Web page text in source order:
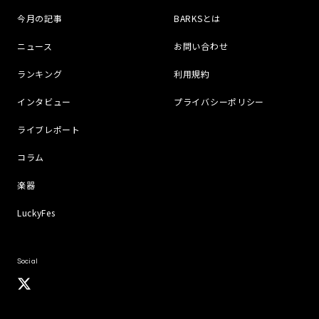
今月の記事
ニュース
ランキング
インタビュー
ライブレポート
コラム
楽器
LuckyFes
BARKSとは
お問い合わせ
利用規約
プライバシーポリシー
Social